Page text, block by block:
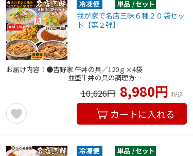
我が家で名店三昧６種２０袋セッ
ト【第２弾】
お届け内容：●吉野家 牛丼の具／120ｇ×4袋
並盛牛丼の具の調理方…
10,626円 8,980円 税込
カートに入れる